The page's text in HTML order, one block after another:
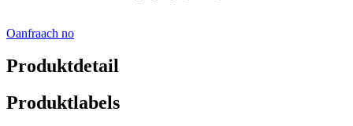
Oanfraach no
Produktdetail
Produktlabels